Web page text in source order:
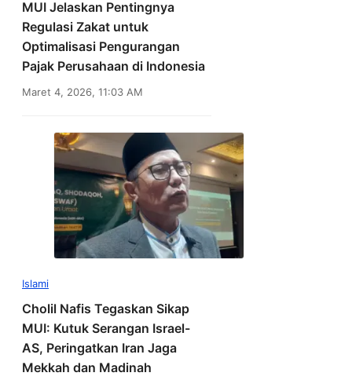
MUI Jelaskan Pentingnya
Regulasi Zakat untuk
Optimalisasi Pengurangan
Pajak Perusahaan di Indonesia
Maret 4, 2026, 11:03 AM
Islami
Cholil Nafis Tegaskan Sikap
MUI: Kutuk Serangan Israel-
AS, Peringatkan Iran Jaga
Mekkah dan Madinah